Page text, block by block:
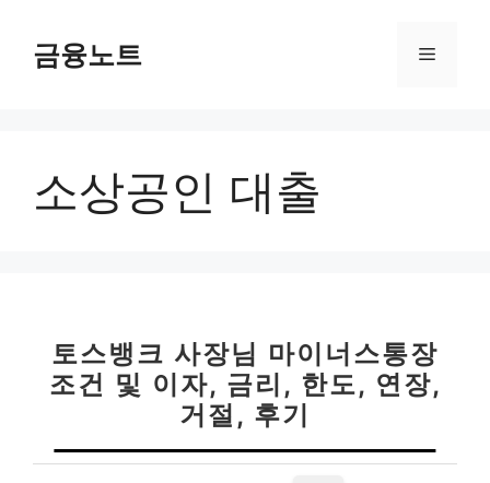
금융노트 메
소상공인 대출
토스뱅크 사장님 마이너스통장
조건 및 이자, 금리, 한도, 연장,
거절, 후기